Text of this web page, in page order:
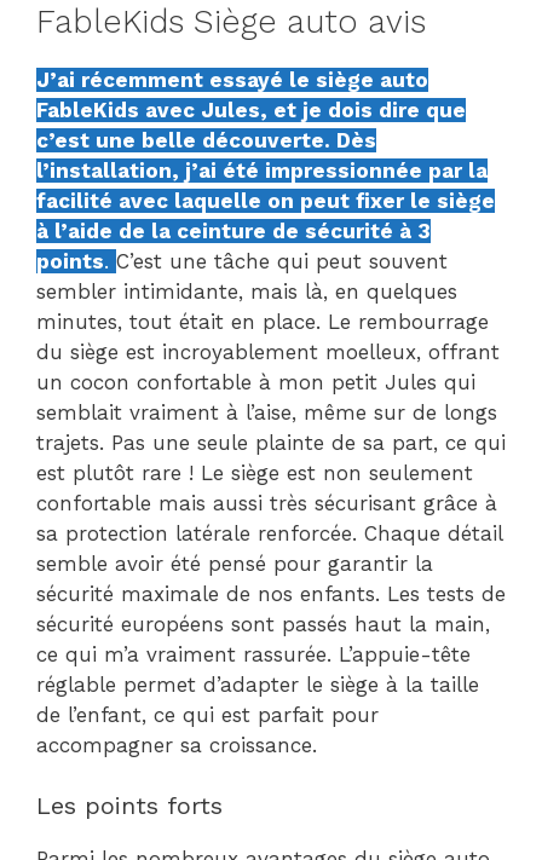
FableKids Siège auto avis
J’ai récemment essayé le siège auto
FableKids avec Jules, et je dois dire que
c’est une belle découverte. Dès
l’installation, j’ai été impressionnée par la
facilité avec laquelle on peut fixer le siège
à l’aide de la ceinture de sécurité à 3
points. C’est une tâche qui peut souvent
sembler intimidante, mais là, en quelques
minutes, tout était en place. Le rembourrage
du siège est incroyablement moelleux, offrant
un cocon confortable à mon petit Jules qui
semblait vraiment à l’aise, même sur de longs
trajets. Pas une seule plainte de sa part, ce qui
est plutôt rare ! Le siège est non seulement
confortable mais aussi très sécurisant grâce à
sa protection latérale renforcée. Chaque détail
semble avoir été pensé pour garantir la
sécurité maximale de nos enfants. Les tests de
sécurité européens sont passés haut la main,
ce qui m’a vraiment rassurée. L’appuie-tête
réglable permet d’adapter le siège à la taille
de l’enfant, ce qui est parfait pour
accompagner sa croissance.
Les points forts